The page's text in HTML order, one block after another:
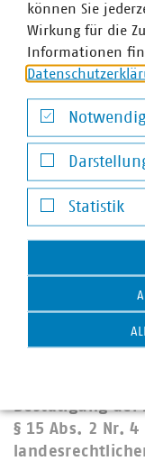
Fast sechs Monate
EU-Kommission
am Sonntag, 1.
Mittelpunkt steht
Europas.
Bestätigung der
§ 15 Abs. 2 Nr. 4
können Sie
Wirkung für die
Informationen
Notwendige
Darstellung
Statistik
Statistik